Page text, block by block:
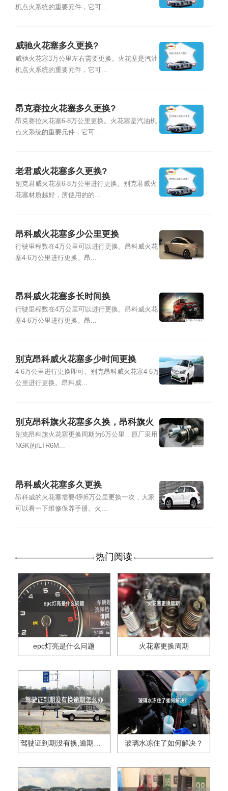
机点火系统的重要元件，它可...
威驰火花塞多久更换?
威驰火花塞3万公里左右需要更换。火花塞是汽油
机点火系统的重要元件，它可...
昂克赛拉火花塞多久更换?
昂克赛拉火花塞6-8万公里更换。火花塞是汽油机
点火系统的重要元件，它可...
老君威火花塞多久更换?
别克君威火花塞6-8万公里进行更换。别克君威火
花塞材质越好，所使用的的...
昂科威火花塞多少公里更换
行驶里程数在4万公里可以进行更换。昂科威火花
塞4-6万公里进行更换。昂...
昂科威火花塞多长时间换
行驶里程数在4万公里可以进行更换。昂科威火花
塞4-6万公里进行更换。昂...
别克昂科威火花塞多少时间更换
4-6万公里进行更换即可。别克昂科威火花塞4-6万
公里进行更换。昂科威...
别克昂科旗火花塞多久换，昂科旗火
花塞品牌型号及更换教程
别克昂科旗火花塞更换周期为6万公里，原厂采用
NGK的ILTR6M...
昂科威火花塞多久更换
昂科威的火花塞需要4到6万公里更换一次，大家
可以看一下维修保养手册。火...
热门阅读
epc灯亮是什么问题 火花塞更换周期
驾驶证到期没有换,逾期怎么办?? 玻璃水冻住了如何解决？